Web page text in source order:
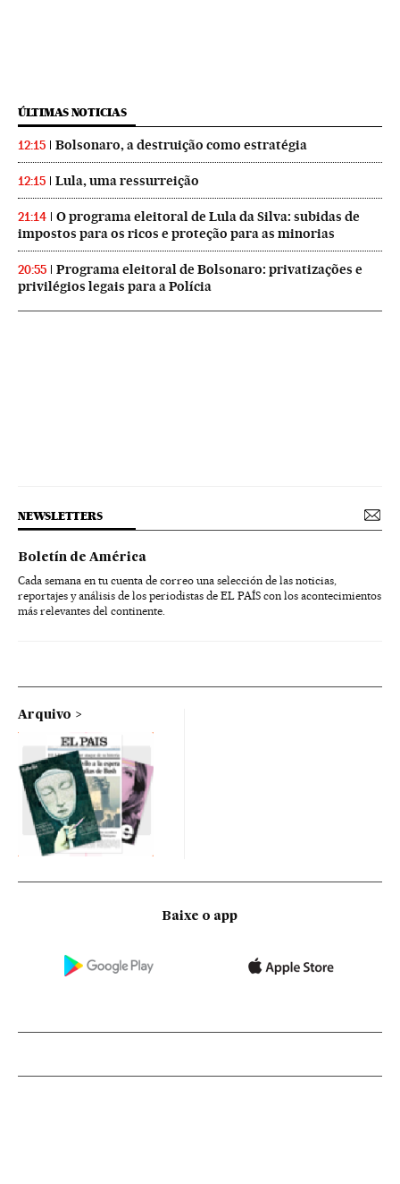
ÚLTIMAS NOTICIAS
12:15 Bolsonaro, a destruição como estratégia
12:15 Lula, uma ressurreição
21:14
O programa eleitoral de Lula da Silva: subidas de
impostos para os ricos e proteção para as minorias
20:55
Programa eleitoral de Bolsonaro: privatizações e
privilégios legais para a Polícia
NEWSLETTERS
Boletín de América
Cada semana en tu cuenta de correo una selección de las noticias,
reportajes y análisis de los periodistas de EL PAÍS con los acontecimientos
más relevantes del continente.
Arquivo
Baixe o app